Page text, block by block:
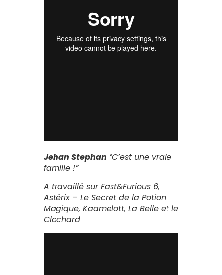
Jehan Stephan “C’est une vraie
famille !”
A travaillé sur Fast&Furious 6,
Astérix – Le Secret de la Potion
Magique, Kaamelott, La Belle et le
Clochard